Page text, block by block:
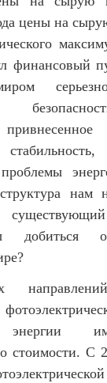
цены на
финансовый
структура
добиться
энергии
стоимости. С